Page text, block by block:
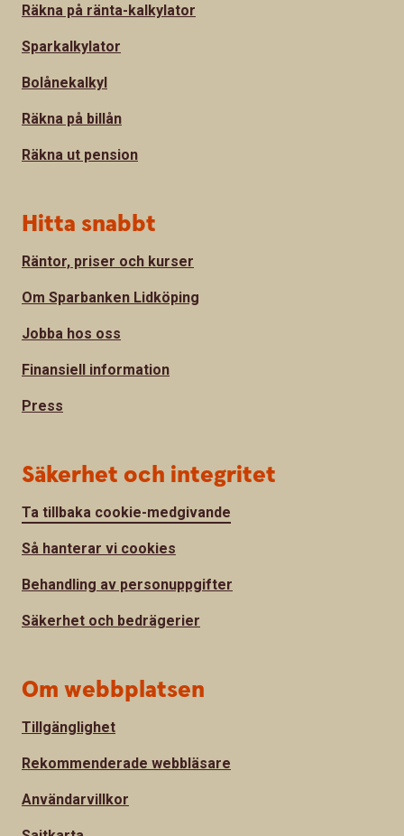
Räkna på ränta-kalkylator
Sparkalkylator
Bolånekalkyl
Räkna på billån
Räkna ut pension
Hitta snabbt
Räntor, priser och kurser
Om Sparbanken Lidköping
Jobba hos oss
Finansiell information
Press
Säkerhet och integritet
Ta tillbaka cookie-medgivande
Så hanterar vi cookies
Behandling av personuppgifter
Säkerhet och bedrägerier
Om webbplatsen
Tillgänglighet
Rekommenderade webbläsare
Användarvillkor